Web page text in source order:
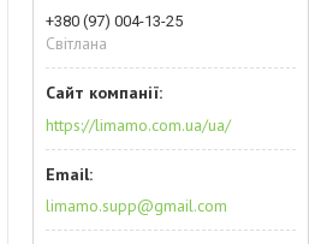
+380 (97) 004-13-25
Світлана
https://limamo.com.ua/ua/
limamo.supp@gmail.com